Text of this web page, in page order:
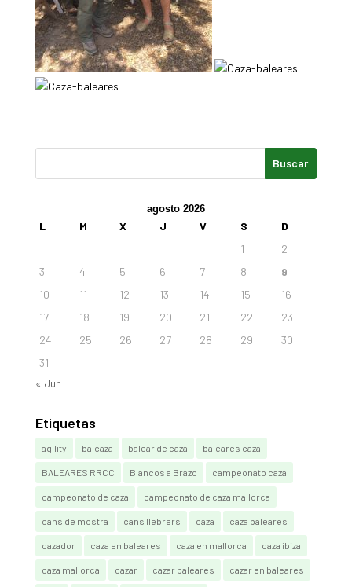
agosto 2026
L M X J V S
D
1
2
3
4 5 6 7 8
9
10
11 12 13 14 15
16
17
18 19 20 21 22
23
24
25 26 27 28 29
30
31
« Jun
Etiquetas
agility balcaza balear de caza baleares caza
BALEARES RRCC Blancos a Brazo campeonato caza
campeonato de caza campeonato de caza mallorca
cans de mostra cans llebrers caza caza baleares
cazador caza en baleares caza en mallorca caza ibiza
caza mallorca cazar cazar baleares cazar en baleares